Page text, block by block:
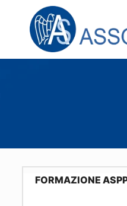
FORMAZIONE